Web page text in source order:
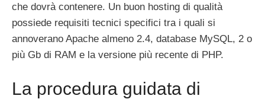
che dovrà contenere. Un buon hosting di qualità
possiede requisiti tecnici specifici tra i quali si
annoverano Apache almeno 2.4, database MySQL, 2 o
più Gb di RAM e la versione più recente di PHP.
La procedura guidata di